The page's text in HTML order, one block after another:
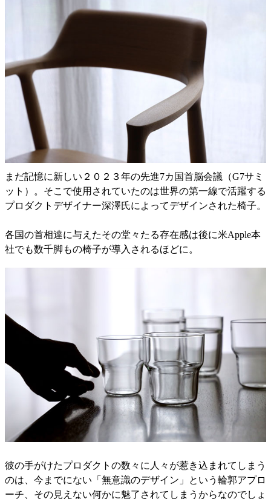
まだ記憶に新しい２０２３年の先進7カ国首脳会議（G7サミ
ット）。そこで使用されていたのは世界の第一線で活躍する
プロダクトデザイナー深澤氏によってデザインされた椅子。
各国の首相達に与えたその堂々たる存在感は後に米Apple本
社でも数千脚もの椅子が導入されるほどに。
彼の手がけたプロダクトの数々に人々が惹き込まれてしまう
のは、今までにない「無意識のデザイン」という輪郭アプロ
ーチ、その見えない何かに魅了されてしまうからなのでしょ